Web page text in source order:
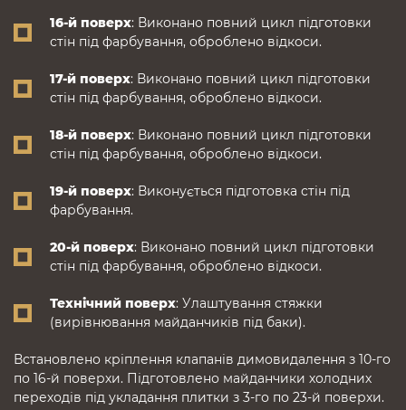
16-й поверх: Виконано повний цикл підготовки
стін під фарбування, оброблено відкоси.
17-й поверх: Виконано повний цикл підготовки
стін під фарбування, оброблено відкоси.
18-й поверх: Виконано повний цикл підготовки
стін під фарбування, оброблено відкоси.
19-й поверх: Виконується підготовка стін під
фарбування.
20-й поверх: Виконано повний цикл підготовки
стін під фарбування, оброблено відкоси.
Технічний поверх: Улаштування стяжки
(вирівнювання майданчиків під баки).
Встановлено кріплення клапанів димовидалення з 10-го
по 16-й поверхи. Підготовлено майданчики холодних
переходів під укладання плитки з 3-го по 23-й поверхи.